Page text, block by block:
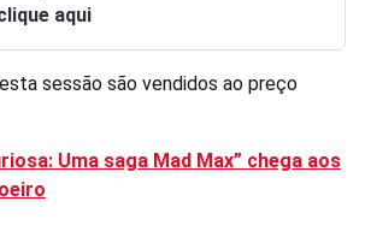
aqui
sessão são vendidos ao preço
Uma saga Mad Max” chega aos